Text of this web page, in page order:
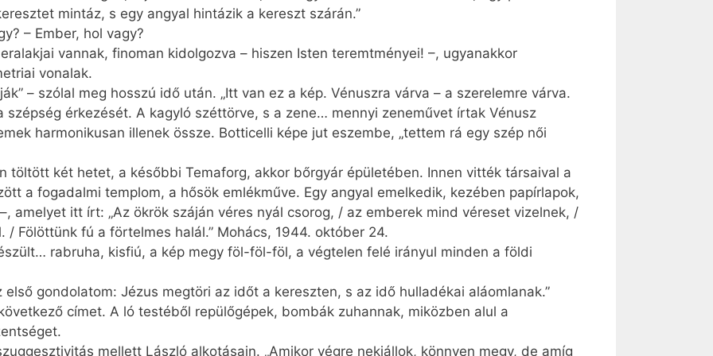
mintáz, s egy angyal hintázik a kereszt szárán.”
– Ember, hol vagy?
vannak, finoman kidolgozva – hiszen Isten teremtményei! –, ugyanakkor
vonalak.
– szólal meg hosszú idő után. „Itt van ez a kép. Vénuszra várva – a szerelemre várva.
szépség érkezését. A kagyló széttörve, s a zene… mennyi zeneművet írtak Vénusz
harmonikusan illenek össze. Botticelli képe jut eszembe, „tettem rá egy szép női
töltött két hetet, a későbbi Temaforg, akkor bőrgyár épületében. Innen vitték társaival a
a fogadalmi templom, a hősök emlékműve. Egy angyal emelkedik, kezében papírlapok,
amelyet itt írt: „Az ökrök száján véres nyál csorog, / az emberek mind véreset vizelnek, /
Fölöttünk fú a förtelmes halál.” Mo­hács, 1944. október 24.
rabruha, kisfiú, a kép megy föl-föl-föl, a végtelen felé irányul minden a földi
gondolatom: Jézus megtöri az időt a kereszten, s az idő hulladékai aláomlanak.”
címet. A ló testéből repülőgépek, bombák zuhannak, miközben alul a
mellett László alkotásain. „Amikor végre nekiállok, könnyen megy, de amíg